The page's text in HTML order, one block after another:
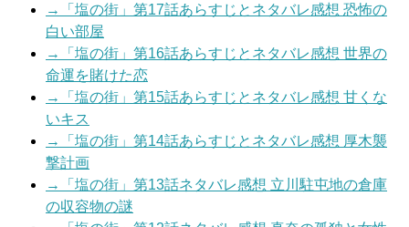
→「塩の街」第17話あらすじとネタバレ感想 恐怖の
白い部屋
→「塩の街」第16話あらすじとネタバレ感想 世界の
命運を賭けた恋
→「塩の街」第15話あらすじとネタバレ感想 甘くな
いキス
→「塩の街」第14話あらすじとネタバレ感想 厚木襲
撃計画
→「塩の街」第13話ネタバレ感想 立川駐屯地の倉庫
の収容物の謎